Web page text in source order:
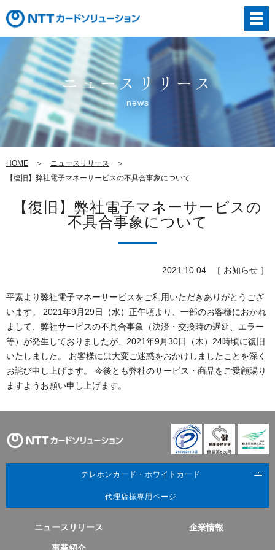
ニュースリリース
news
HOME
ニュースリリース
【復旧】弊社電子マネーサービスの不具合事象について
【復旧】弊社電子マネーサービスの
不具合事象について
2021.10.04 ［ お知らせ ］
平素より弊社電子マネーサービスをご利用いただきありがとうござ
います。 2021年9月29日（水）正午頃より、一部のお客様におかれ
まして、弊社サービスの不具合事象（決済・交換時の遅延、エラー
等）が発生しておりましたが、2021年9月30日（木）24時頃に復旧
いたしました。 お客様には大変ご迷惑をおかけしましたことを深く
お詫び申し上げます。 今後とも弊社のサービス・商品をご愛顧賜り
ますようお願い申し上げます。
テレホンカード・ホワイトカード
代理店様専用ページ
ニュースリリース 企業情報